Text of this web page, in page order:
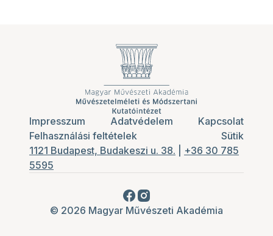
Impresszum Adatvédelem
Kapcsolat
Felhasználási feltételek
Sütik
1121 Budapest, Budakeszi u. 38.
+36 30 785
5595
© 2026 Magyar Művészeti Akadémia